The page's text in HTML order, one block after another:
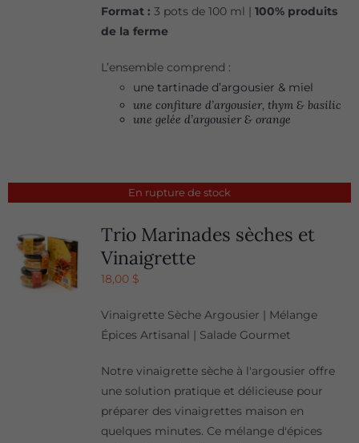
Format : 3 pots de 100 ml | 100% produits
de la ferme
L’ensemble comprend :
une tartinade d’argousier & miel
une confiture d’argousier, thym & basilic
une gelée d’argousier & orange
En rupture de stock
Trio Marinades sèches et
Vinaigrette
18,00 $
Vinaigrette Sèche Argousier | Mélange
Épices Artisanal | Salade Gourmet
Notre vinaigrette sèche à l'argousier offre
une solution pratique et délicieuse pour
préparer des vinaigrettes maison en
quelques minutes. Ce mélange d'épices